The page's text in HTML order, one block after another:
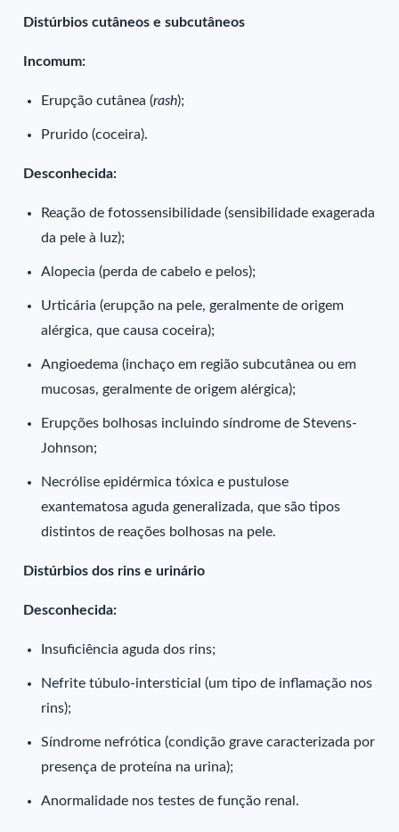
Distúrbios cutâneos e subcutâneos
Incomum:
Erupção cutânea (rash);
Prurido (coceira).
Desconhecida:
Reação de fotossensibilidade (sensibilidade exagerada
da pele à luz);
Alopecia (perda de cabelo e pelos);
Urticária (erupção na pele, geralmente de origem
alérgica, que causa coceira);
Angioedema (inchaço em região subcutânea ou em
mucosas, geralmente de origem alérgica);
Erupções bolhosas incluindo síndrome de Stevens-
Johnson;
Necrólise epidérmica tóxica e pustulose
exantematosa aguda generalizada, que são tipos
distintos de reações bolhosas na pele.
Distúrbios dos rins e urinário
Desconhecida:
Insuficiência aguda dos rins;
Nefrite túbulo-intersticial (um tipo de inflamação nos
rins);
Síndrome nefrótica (condição grave caracterizada por
presença de proteína na urina);
Anormalidade nos testes de função renal.